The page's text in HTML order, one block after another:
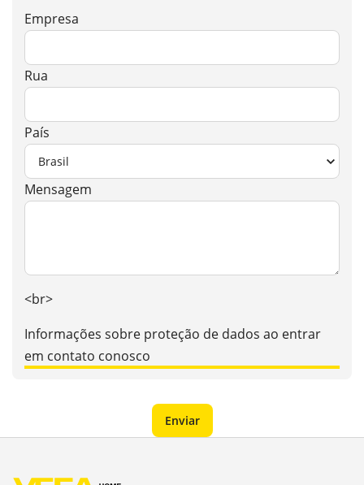
Empresa
Rua
País
Mensagem
<br>
Informações sobre proteção de dados ao entrar
em contato conosco